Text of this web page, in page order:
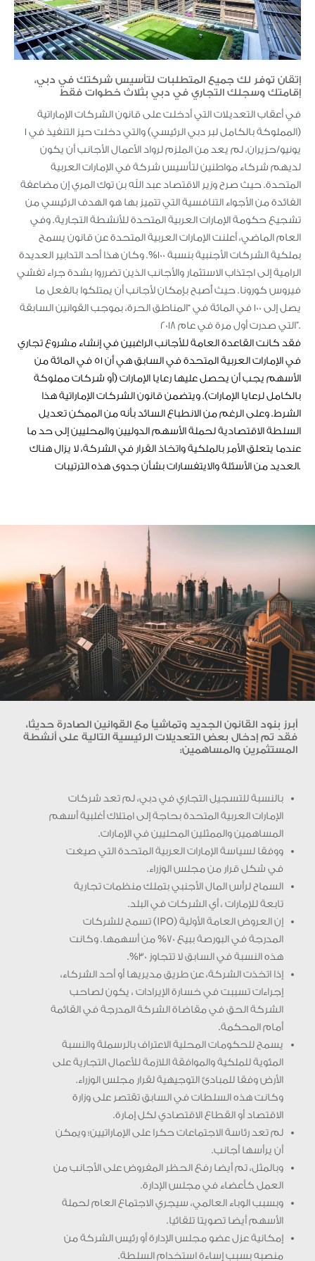
إتقان توفر لك جميع المتطلبات لتأسيس شركتك في دبي،
إقامتك وسجلك التجاري في دبي بثلاث خطوات فقط
في أعقاب التعديلات التي أدخلت على قانون الشركات الإماراتية
(المملوكة بالكامل لبر دبي الرئيسي) والتي دخلت حيز التنفيذ في 1
يونيو/حزيران، لم يعد من الملزم لرواد الأعمال الأجانب أن يكون
لديهم شركاء مواطنين لتأسيس شركة في الإمارات العربية
المتحدة. حيث صرح وزير الاقتصاد عبد الله بن توك المري إن مضاعفة
الفائدة من الأجواء التنافسية التي تتميز بها هو الهدف الرئيسي من
تشجيع حكومة الإمارات العربية المتحدة للأنشطة التجارية. وفي
العام الماضي، أعلنت الإمارات العربية المتحدة عن قانون يسمح
بملكية الشركات الأجنبية بنسبة 100%. وكان هذا أحد التدابير العديدة
الرامية إلى اجتذاب الاستثمار والأجانب الذين تضرروا بشدة جراء تفشي
فيروس كورونا. حيث أًصبح بإمكان لأجانب أن يمتلكوا بالفعل ما
يصل إلى 100 في المائة في “المناطق الحرة، بموجب القوانين السابقة
التي صدرت أول مرة في عام 2018”.
فقد كانت القاعدة العامة للأجانب الراغبين في إنشاء مشروع تجاري
في الإمارات العربية المتحدة في السابق هي أن 51 في المائة من
الأسهم يجب أن يحصل عليها رعايا الإمارات (أو شركات مملوكة
بالكامل لرعايا الإمارات). ويتضمن قانون الشركات الإماراتية هذا
الشرط. وعلى الرغم من الانطباع السائد بأنه من الممكن تعديل
السلطة الاقتصادية لحملة الأسهم الدوليين والمحليين إلى حد ما
عندما يتعلق الأمر بالملكية واتخاذ القرار في الشركة، لا يزال هناك
العديد من الأسئلة والايتفسارات بشأن جدوى هذه الترتيبات.
أبرز بنود القانون الجديد وتماشياً مع القوانين الصادرة حديثا،
فقد تم إدخال بعض التعديلات الرئيسية التالية على أنشطة
المستثمرين والمساهمين:
بالنسبة للتسجيل التجاري في دبي، لم تعد شركات
الإمارات العربية المتحدة بحاجة إلى امتلاك أغلبية أسهم
المساهمين والممثلين المحليين في الإمارات.
ووفقا لسياسة الإمارات العربية المتحدة التي صيغت
في شكل قرار من مجلس الوزراء.
السماح لرأس المال الأجنبي بتملك منظمات تجارية
تابعة للإمارات ، أي الشركات في البلد.
إن العروض العامة الأولية (IPO) تسمح للشركات
المدرجة في البورصة ببيع 70% من أسهمها. وكانت
هذه النسبة في السابق لا تتجاوز 30%.
إذا اتخذت الشركة، عن طريق مديريها أو أحد الشركاء،
إجراءات تسببت في خسارة الإيرادات ، يكون لصاحب
الشركة الحق في مقاضاة الشركة المدرجة في القائمة
أمام المحكمة.
يسمح للحكومات المحلية الاعتراف بالرسملة والنسبة
المئوية للملكية والموافقة اللازمة للأعمال التجارية على
الأرض وفقا للمبادئ التوجيهية لقرار مجلس الوزراء.
وكانت هذه السلطات في السابق تقتصر على وزارة
الاقتصاد أو القطاع الاقتصادي لكل إمارة.
لم تعد رئاسة الاجتماعات حكرا على الإماراتيين؛ ويمكن
أن يرأسها أجانب.
وبالمثل، تم أيضا رفع الحظر المفروض على الأجانب من
العمل كأعضاء في مجلس الإدارة.
وبسبب الوباء العالمي، سيجري الاجتماع العام لحملة
الأسهم أيضا تصويتا تلقائيا.
إمكانية عزل عضو مجلس الإدارة أو رئيس الشركة من
منصبه بسبب إساءة استخدام السلطة.